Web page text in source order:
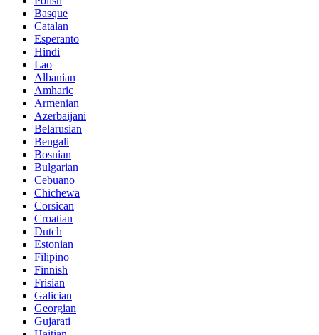
Basque
Catalan
Esperanto
Hindi
Lao
Albanian
Amharic
Armenian
Azerbaijani
Belarusian
Bengali
Bosnian
Bulgarian
Cebuano
Chichewa
Corsican
Croatian
Dutch
Estonian
Filipino
Finnish
Frisian
Galician
Georgian
Gujarati